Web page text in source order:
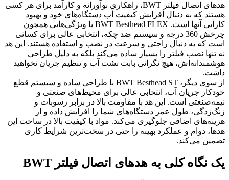
هدهای اتصال فیلتر BWT، راهکاری نوآورانه و کارآمد برای هر کسی
هستند که به دنبال افزایش کیفیت آب دستگاه‌های خود و بهبود
کارایی آنها است. BWT Besthead FLEX با ویژگی‌هایی همچون
چرخش 360 درجه و سیستم ضد چکه، انتخابی عالی برای کسانی
است که به دنبال راحتی و سرعت در نصب و استفاده هستند. این هد
نه تنها نصب فیلتر را بسیار ساده می‌کند بلکه به دلیل طراحی
هوشمندانه‌اش، هیچ نگرانی بابت نشت آب و تنظیم جریان نخواهید
داشت.
از سوی دیگر، BWT Besthead ST با طراحی ساده و سیستم قطع
خودکار جریان آب، انتخابی عالی برای محیط‌های صنعتی و
نیمه‌صنعتی است. این هد با مقاومت بالا در برابر رسوبات و
زنگ‌زدگی، طول عمر دستگاه‌های شما را افزایش داده و از
هزینه‌های اضافی جلوگیری می‌کند. مواد با کیفیت بالا در ساخت این
هدها، دوام و عملکرد بهینه را حتی در سخت‌ترین شرایط کاری
تضمین می‌کند.
یک نگاه کلی به هدهای اتصال فیلتر BWT